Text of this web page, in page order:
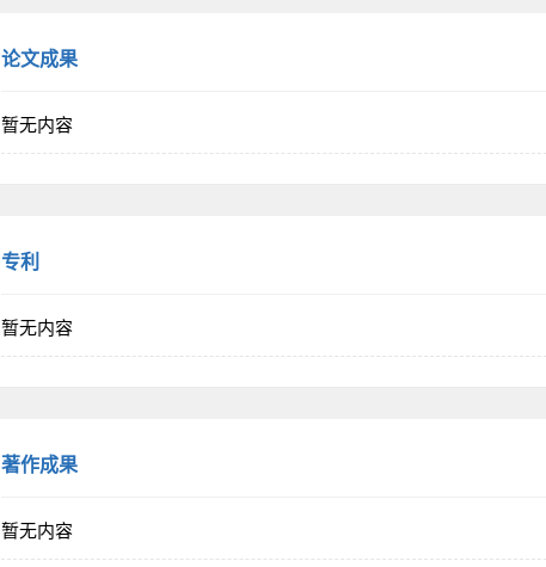
论文成果
暂无内容
专利
暂无内容
著作成果
暂无内容